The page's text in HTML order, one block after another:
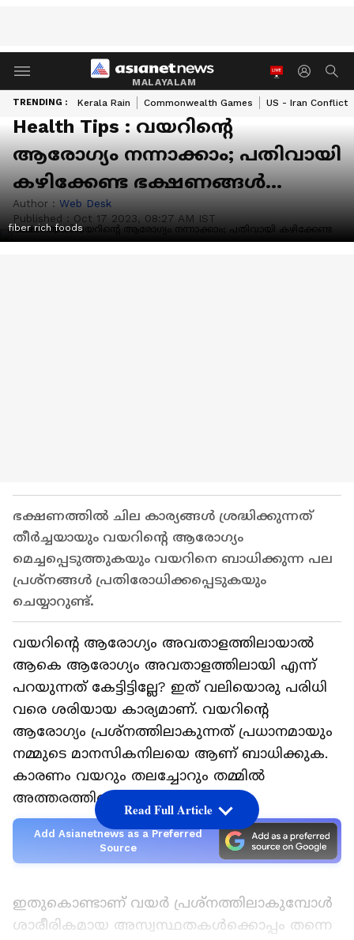
MALAYALAM
TRENDING : Kerala Rain Commonwealth Games US - Iran Conflict
Health Tips : വയറിന്‍റെ
ആരോഗ്യം നന്നാക്കാം; പതിവായി
കഴിക്കേണ്ട ഭക്ഷണങ്ങള്‍...
Author : Web Desk
Published : Oct 17 2023, 08:27 AM IST
fiber rich foods
ഭക്ഷണത്തില്‍ ചില കാര്യങ്ങള്‍ ശ്രദ്ധിക്കുന്നത്
തീര്‍ച്ചയായും വയറിന്‍റെ ആരോഗ്യം
മെച്ചപ്പെടുത്തുകയും വയറിനെ ബാധിക്കുന്ന പല
പ്രശ്നങ്ങള്‍ പ്രതിരോധിക്കപ്പെടുകയും
ചെയ്യാറുണ്ട്.
വയറിന്‍റെ ആരോഗ്യം അവതാളത്തിലായാല്‍
ആകെ ആരോഗ്യം അവതാളത്തിലായി എന്ന്
പറയുന്നത് കേട്ടിട്ടില്ലേ? ഇത് വലിയൊരു പരിധി
വരെ ശരിയായ കാര്യമാണ്. വയറിന്‍റെ
ആരോഗ്യം പ്രശ്നത്തിലാകുന്നത് പ്രധാനമായും
നമ്മുടെ മാനസികനിലയെ ആണ് ബാധിക്കുക.
കാരണം വയറും തലച്ചോറും തമ്മില്‍
അത്തരത്തിലൊരു ബന്ധമുണ്ട്.
Add Asianetnews as a Preferred
Source
ഇതുകൊണ്ടാണ് വയര്‍ പ്രശ്നത്തിലാകുമ്പോള്‍
ശാരീരികമായ അസ്വസ്ഥതകള്‍ക്കൊപ്പം തന്നെ
Read Full Article